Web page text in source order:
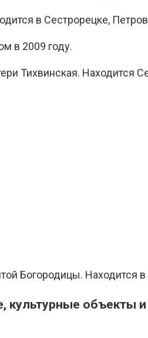
в Сестрорецке,
в 2009 году.
Тихвинская. Находится
Богородицы. Находится
объекты